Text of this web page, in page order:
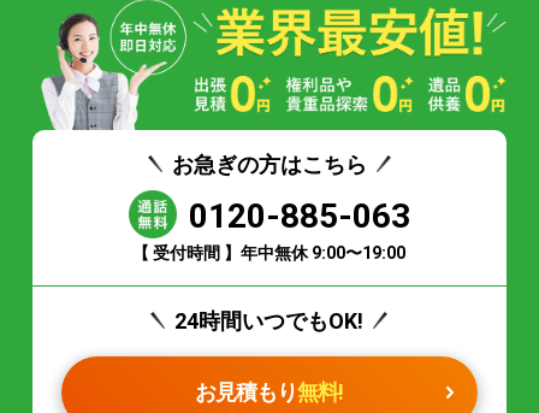
お急ぎの方はこちら
0120-885-063
【 受付時間 】年中無休 9:00〜19:00
24時間いつでもOK!
お見積もり無料!